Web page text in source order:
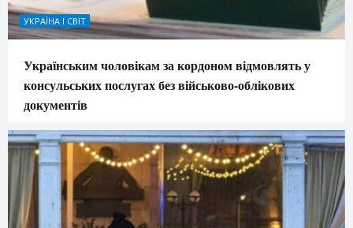
УКРАЇНА І СВІТ
Українським чоловікам за кордоном відмовлять у
консульських послугах без військово-облікових
документів